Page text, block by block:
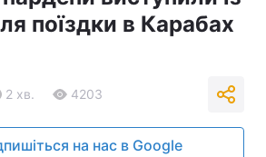
поїздки в Карабах
2 хв. 4203
на нас в Google